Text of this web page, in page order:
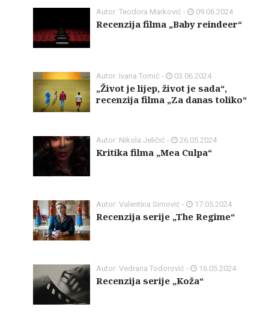
Autor: Teodora Marković - 09.06.2024
Recenzija filma „Baby reindeer“
Autor: Ivana Tomić - 03.06.2024
„Život je lijep, život je sada“,
recenzija filma „Za danas toliko“
Autor: Nikola Jeličić - 26.05.2024
Kritika filma „Mea Culpa“
Autor: Valentina Simović - 17.05.2024
Recenzija serije „The Regime“
Autor: Vedrana Todorović - 16.05.2024
Recenzija serije „Koža“